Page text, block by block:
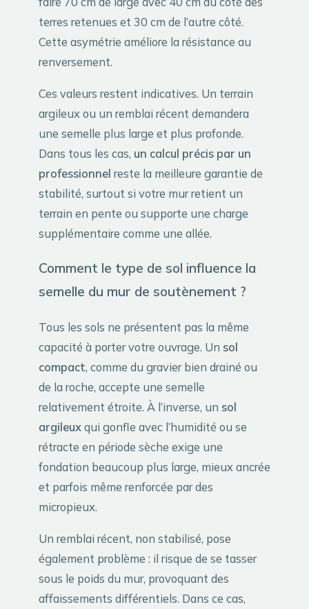
terres retenues et 30 cm de l’autre côté.
Cette asymétrie améliore la résistance au
renversement.
Ces valeurs restent indicatives. Un terrain
argileux ou un remblai récent demandera
une semelle plus large et plus profonde.
Dans tous les cas, un calcul précis par un
professionnel reste la meilleure garantie de
stabilité, surtout si votre mur retient un
terrain en pente ou supporte une charge
supplémentaire comme une allée.
Comment le type de sol influence la
semelle du mur de soutènement ?
Tous les sols ne présentent pas la même
capacité à porter votre ouvrage. Un sol
compact, comme du gravier bien drainé ou
de la roche, accepte une semelle
relativement étroite. À l’inverse, un sol
argileuxqui gonfle avec l’humidité ou se
rétracte en période sèche exige une
fondation beaucoup plus large, mieux ancrée
et parfois même renforcée par des
micropieux.
Un remblai récent, non stabilisé, pose
également problème : il risque de se tasser
sous le poids du mur, provoquant des
affaissements différentiels. Dans ce cas,